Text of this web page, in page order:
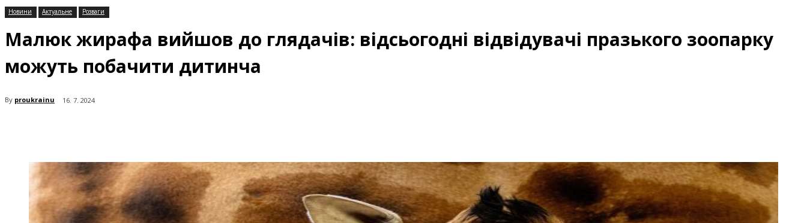
Новини Актуальне Розваги
Малюк жирафа вийшов до глядачів: відсьогодні відвідувачі празького зоопарку
можуть побачити дитинча
By proukrainu 16. 7. 2024